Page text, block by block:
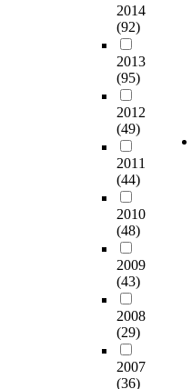
2014
(92)
2013
(95)
2012
(49)
2011
(44)
2010
(48)
2009
(43)
2008
(29)
2007
(36)